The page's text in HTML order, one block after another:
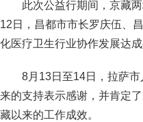
此次公益行期间，京藏
12日，昌都市市长罗庆伍、
化医疗卫生行业协作发展达成
8月13日至14日，拉萨
来的支持表示感谢，并肯定
藏以来的工作成效。